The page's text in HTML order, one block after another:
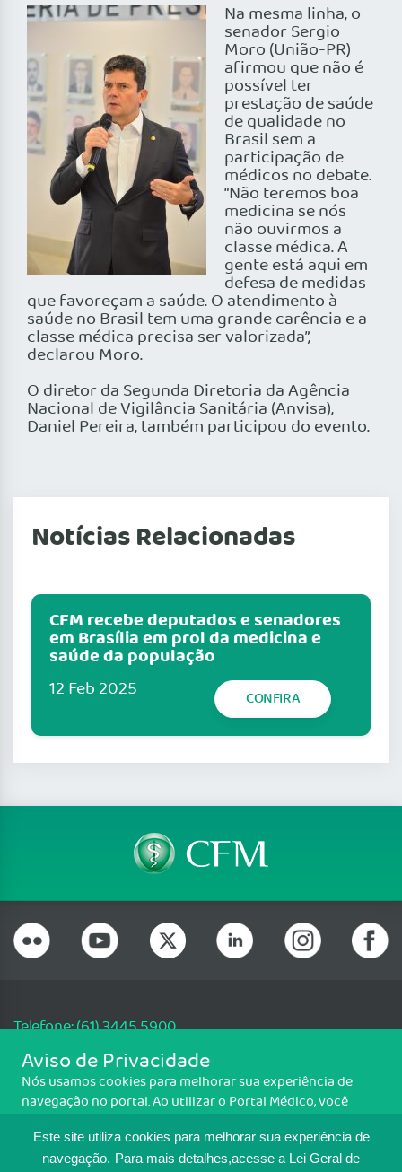
Este site utiliza cookies para melhorar sua experiência de
navegação. Para mais detalhes,acesse a Lei Geral de
Na mesma linha, o
senador Sergio
Moro (União-PR)
afirmou que não é
possível ter
prestação de saúde
de qualidade no
Brasil sem a
participação de
médicos no debate.
“Não teremos boa
medicina se nós
não ouvirmos a
classe médica. A
gente está aqui em
defesa de medidas
que favoreçam a saúde. O atendimento à
saúde no Brasil tem uma grande carência e a
classe médica precisa ser valorizada”,
declarou Moro.
O diretor da Segunda Diretoria da Agência
Nacional de Vigilância Sanitária (Anvisa),
Daniel Pereira, também participou do evento.
Notícias Relacionadas
CFM recebe deputados e senadores
em Brasília em prol da medicina e
saúde da população
12 Feb 2025 CONFIRA
Telefone: (61) 3445 5900
Email: cfm@portalmedico.org.br
SGAS 616, Conjunto D, Lote 115, L2 Sul, Brasília/DF - CEP: 70200-760 -
CNPJ: 33.583.550/0001-30
MAPA DO SITE
Aviso de Privacidade
Nós usamos cookies para melhorar sua experiência de
navegação no portal. Ao utilizar o Portal Médico, você
Para ter mais informações sobre como isso é feito, acesse
Política de cookies. Se você concorda, clique em ACEITO.